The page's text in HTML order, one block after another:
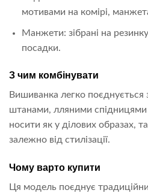
мотивами на комірі,
Манжети: зібрані на
посадки.
З чим комбінувати
Вишиванка легко
штанами, лляними
носити як у ділових образах,
залежно від стилізації.
Чому варто купити
Ця модель поєднує